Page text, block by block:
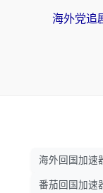
海外回国加速
番茄回国加速